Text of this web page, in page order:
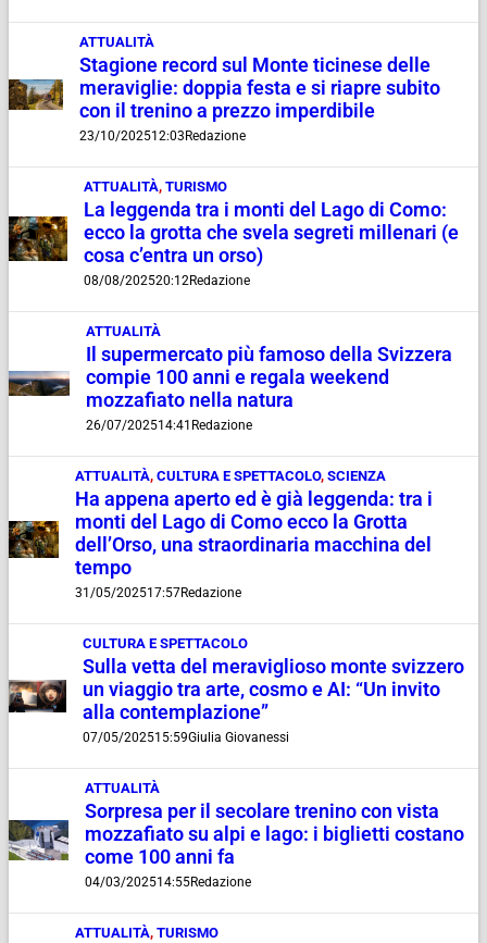
ATTUALITÀ
Stagione record sul Monte ticinese delle
meraviglie: doppia festa e si riapre subito
con il trenino a prezzo imperdibile
23/10/202512:03Redazione
ATTUALITÀ, TURISMO
La leggenda tra i monti del Lago di Como:
ecco la grotta che svela segreti millenari (e
cosa c’entra un orso)
08/08/202520:12Redazione
ATTUALITÀ
Il supermercato più famoso della Svizzera
compie 100 anni e regala weekend
mozzafiato nella natura
26/07/202514:41 Redazione
ATTUALITÀ, CULTURA E SPETTACOLO, SCIENZA
Ha appena aperto ed è già leggenda: tra i
monti del Lago di Como ecco la Grotta
dell’Orso, una straordinaria macchina del
tempo
31/05/202517:57Redazione
CULTURA E SPETTACOLO
Sulla vetta del meraviglioso monte svizzero
un viaggio tra arte, cosmo e AI: “Un invito
alla contemplazione”
07/05/202515:59Giulia Giovanessi
ATTUALITÀ
Sorpresa per il secolare trenino con vista
mozzafiato su alpi e lago: i biglietti costano
come 100 anni fa
04/03/202514:55Redazione
ATTUALITÀ,TURISMO